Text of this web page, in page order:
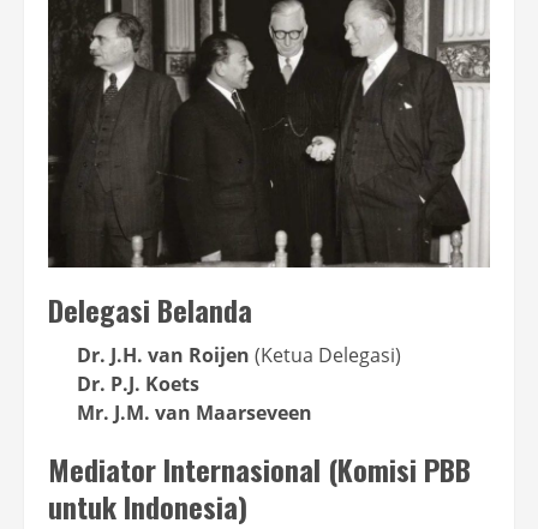
Delegasi Belanda
Dr. J.H. van Roijen (Ketua Delegasi)
Dr. P.J. Koets
Mr. J.M. van Maarseveen
Mediator Internasional (Komisi PBB
untuk Indonesia)